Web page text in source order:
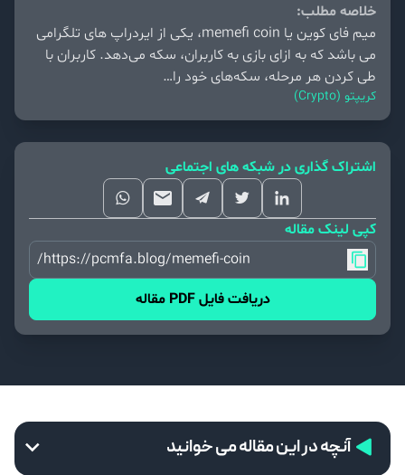
خلاصه مطلب:
میم فای کوین یا memefi coin، یکی از ایردراپ های تلگرامی
می باشد که به ازای بازی به کاربران، سکه می‌دهد. کاربران با
طی کردن هر مرحله، سکه‌های خود را…
کریپتو (Crypto)
اشتراک گذاری در شبکه های اجتماعی
کپی لینک مقاله
https://pcmfa.blog/memefi-coin/
دریافت فایل PDF مقاله
آنچه در این مقاله می خوانید